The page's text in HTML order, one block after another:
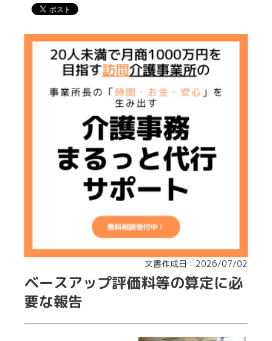
文書作成日：2026/07/02
ベースアップ評価料等の算定に必
要な報告